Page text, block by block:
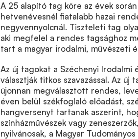
A 25 alapító tag köre az évek
hetvenévesnél fiatalabb hazai
negyvennyolcnál. Tiszteleti tag
aki megfelel a rendes tagsághoz
tart a magyar irodalmi, művészeti
Az új tagokat a Széchenyi Irodalmi
választják titkos szavazással. Az új
újonnan megválasztott rendes,
éven belül székfoglaló előadást,
hangversenyt tartanak aszerint,
színházművészek vagy
nyilvánosak, a Magyar